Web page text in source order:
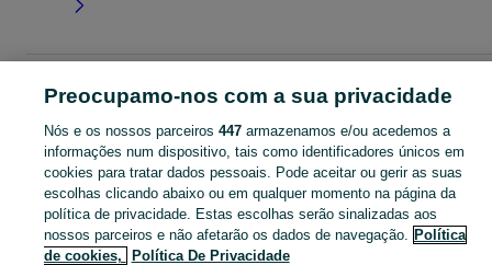
Descubra os anúncios classificados gratuitos em Dornelas no OLX Portugal. Desde empregos a serviços e produtos, encontre tudo o que precisa localmente. Mostrar
Mapa do site
Preocupamo-nos com a sua privacidade
Nós e os nossos parceiros 447armazenamos e/ou acedemos a
informações num dispositivo, tais como identificadores únicos em
cookies para tratar dados pessoais. Pode aceitar ou gerir as suas
escolhas clicando abaixo ou em qualquer momento na página da
política de privacidade. Estas escolhas serão sinalizadas aos
nossos parceiros e não afetarão os dados de navegação. Política
de cookies,
Política De Privacidade